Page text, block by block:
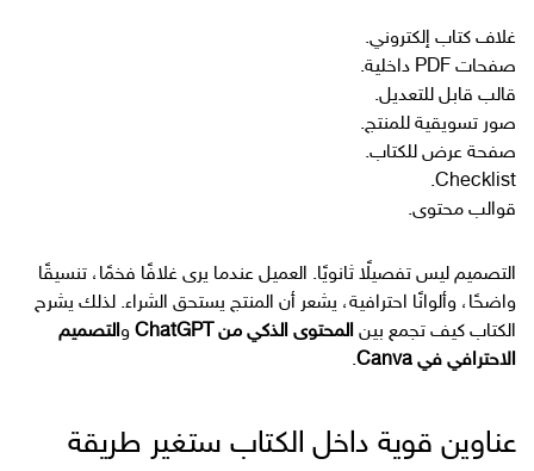
غلاف كتاب إلكتروني.
صفحات PDF داخلية.
قالب قابل للتعديل.
صور تسويقية للمنتج.
صفحة عرض للكتاب.
Checklist.
قوالب محتوى.
التصميم ليس تفصيلًا ثانويًا. العميل عندما يرى غلافًا فخمًا، تنسيقًا
واضحًا، وألوانًا احترافية، يشعر أن المنتج يستحق الشراء. لذلك يشرح
الكتاب كيف تجمع بين المحتوى الذكي من ChatGPT والتصميم
الاحترافي في Canva
.
عناوين قوية داخل الكتاب ستغير طريقة